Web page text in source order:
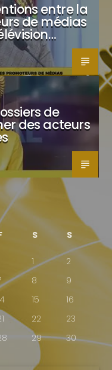
entre la
de médias
de
des acteurs
S S
1
2
8
9
15
16
22
23
29
30